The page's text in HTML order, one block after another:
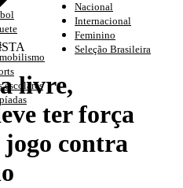
Nacional
Internacional
Feminino
Seleção Brasileira
escolares
livre,
ter força
contra